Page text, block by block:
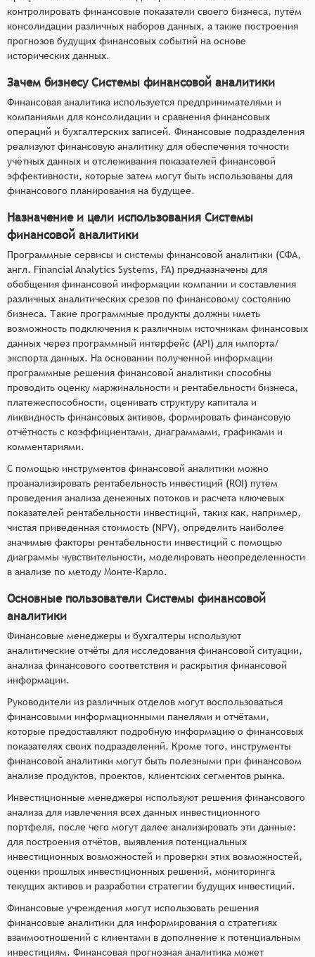
контролировать финансовые показатели своего бизнеса, путём
консолидации различных наборов данных, а также построения
прогнозов будущих финансовых событий на основе
исторических данных.
Зачем бизнесу Системы финансовой аналитики
Финансовая аналитика используется предпринимателями и
компаниями для консолидации и сравнения финансовых
операций и бухгалтерских записей. Финансовые подразделения
реализуют финансовую аналитику для обеспечения точности
учётных данных и отслеживания показателей финансовой
эффективности, которые затем могут быть использованы для
финансового планирования на будущее.
Назначение и цели использования Системы
финансовой аналитики
Программные сервисы и системы финансовой аналитики (СФА,
англ. Financial Analytics Systems, FA) предназначены для
обобщения финансовой информации компании и составления
различных аналитических срезов по финансовому состоянию
бизнеса. Такие программные продукты должны иметь
возможность подключения к различным источникам финансовых
данных через программный интерфейс (API) для импорта/
экспорта данных. На основании полученной информации
программные решения финансовой аналитики способны
проводить оценку маржинальности и рентабельности бизнеса,
платежеспособности, оценивать структуру капитала и
ликвидность финансовых активов, формировать финансовую
отчётность с коэффициентами, диаграммами, графиками и
комментариями.
С помощью инструментов финансовой аналитики можно
проанализировать рентабельность инвестиций (ROI) путём
проведения анализа денежных потоков и расчета ключевых
показателей рентабельности инвестиций, таких как, например,
чистая приведенная стоимость (NPV), определить наиболее
значимые факторы рентабельности инвестиций с помощью
диаграммы чувствительности, моделировать неопределенности
в анализе по методу Монте-Карло.
Основные пользователи Системы финансовой
аналитики
Финансовые менеджеры и бухгалтеры используют
аналитические отчёты для исследования финансовой ситуации,
анализа финансового соответствия и раскрытия финансовой
информации.
Руководители из различных отделов могут воспользоваться
финансовыми информационными панелями и отчётами,
которые предоставляют подробную информацию о финансовых
показателях своих подразделений. Кроме того, инструменты
финансовой аналитики могут быть полезными при финансовом
анализе продуктов, проектов, клиентских сегментов рынка.
Инвестиционные менеджеры используют решения финансового
анализа для извлечения всех данных инвестиционного
портфеля, после чего могут далее анализировать эти данные:
для построения отчётов, выявления потенциальных
инвестиционных возможностей и проверки этих возможностей,
оценки прошлых инвестиционных решений, мониторинга
текущих активов и разработки стратегии будущих инвестиций.
Финансовые учреждения могут использовать решения
финансовые аналитики для информирования о стратегиях
взаимоотношений с клиентами в дополнение к потенциальным
инвестициям. Финансовая прогнозная аналитика может